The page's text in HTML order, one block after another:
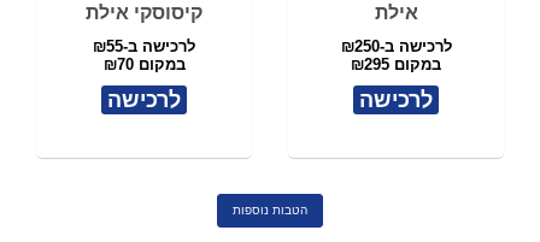
אילת
לרכישה ב-₪250
במקום ₪295
לרכישה
קיסוסקי אילת
לרכישה ב-₪55
במקום ₪70
לרכישה
הטבות נוספות